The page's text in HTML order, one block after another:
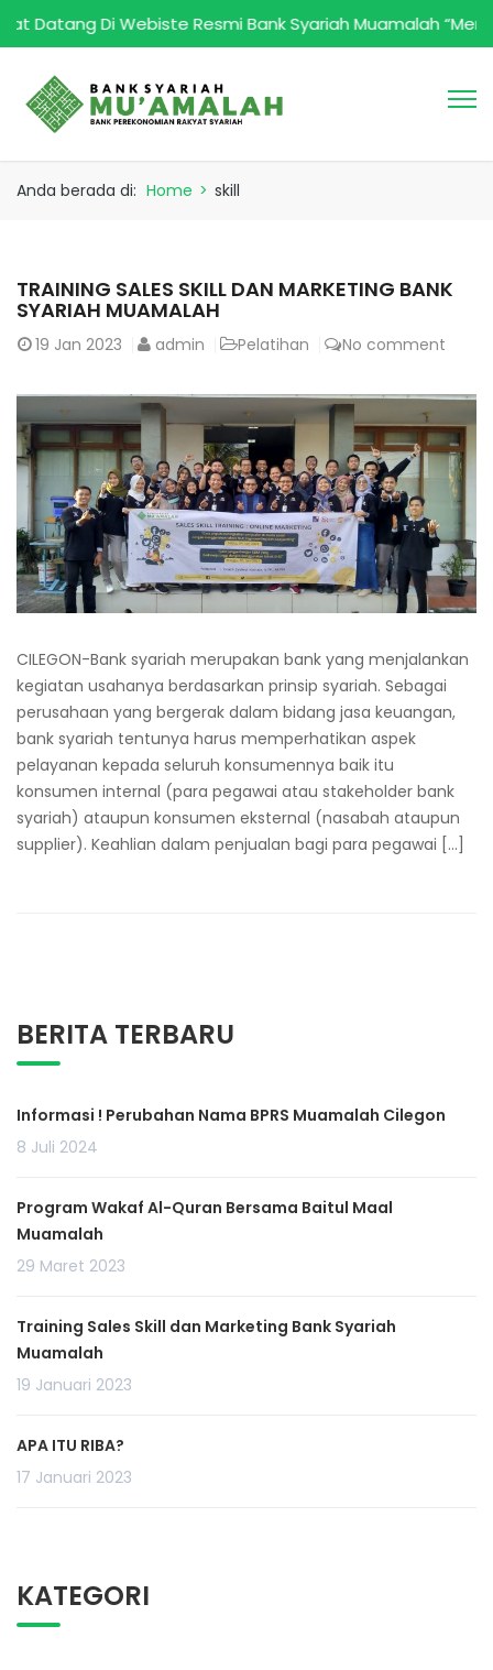
Di Webiste Resmi Bank Syariah Muamalah “Menjadi
Anda berada di: Home > skill
TRAINING SALES SKILL DAN MARKETING BANK
SYARIAH MUAMALAH
19 Jan 2023 admin Pelatihan No comment
CILEGON-Bank syariah merupakan bank yang menjalankan
kegiatan usahanya berdasarkan prinsip syariah. Sebagai
perusahaan yang bergerak dalam bidang jasa keuangan,
bank syariah tentunya harus memperhatikan aspek
pelayanan kepada seluruh konsumennya baik itu
konsumen internal (para pegawai atau stakeholder bank
syariah) ataupun konsumen eksternal (nasabah ataupun
supplier). Keahlian dalam penjualan bagi para pegawai […]
BERITA TERBARU
Informasi ! Perubahan Nama BPRS Muamalah Cilegon
8 Juli 2024
Program Wakaf Al-Quran Bersama Baitul Maal
Muamalah
29 Maret 2023
Training Sales Skill dan Marketing Bank Syariah
Muamalah
19 Januari 2023
APA ITU RIBA?
17 Januari 2023
KATEGORI